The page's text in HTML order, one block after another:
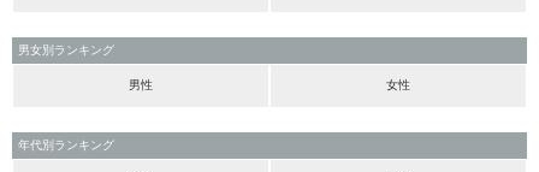
男女別ランキング
男性 女性
年代別ランキング